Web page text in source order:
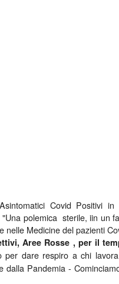
Covid Positivi in
polemica sterile, iin un
Medicine del pazienti
Aree Rosse , per il
per dare respiro a chi
dalla Pandemia -